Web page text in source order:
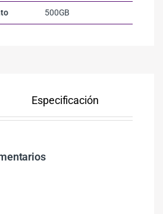
500GB
Especificación